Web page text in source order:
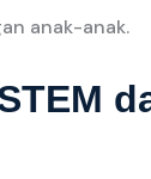
anak-anak.